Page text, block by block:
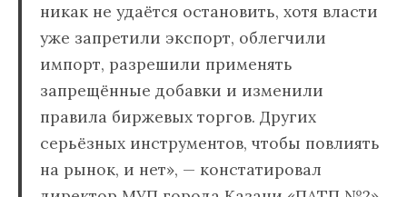
никак не удаётся остановить, хотя власти
уже запретили экспорт, облегчили
импорт, разрешили применять
запрещённые добавки и изменили
правила биржевых торгов. Других
серьёзных инструментов, чтобы повлиять
на рынок, и нет», — констатировал